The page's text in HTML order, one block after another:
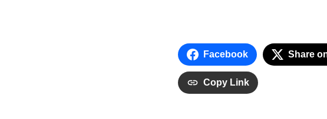
Facebook Share
Copy Link